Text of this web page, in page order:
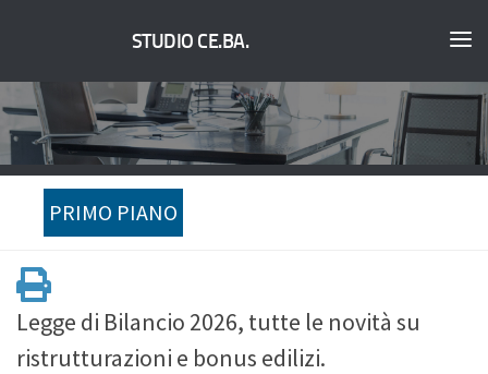
STUDIO CE.BA.
PRIMO PIANO
Legge di Bilancio 2026, tutte le novità su
ristrutturazioni e bonus edilizi.